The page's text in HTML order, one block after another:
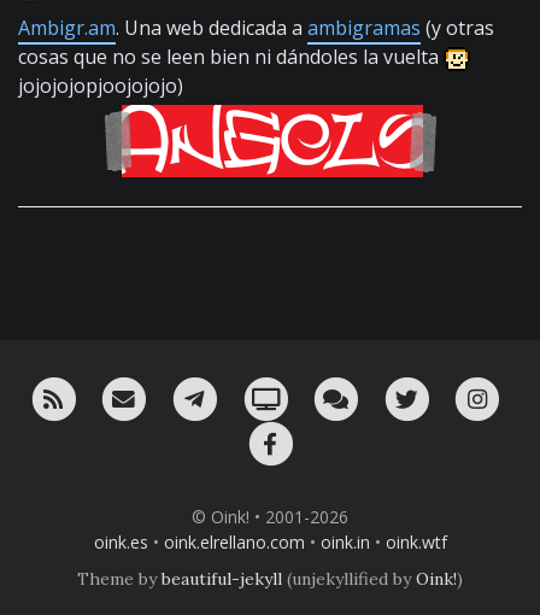
Ambigr.am. Una web dedicada a ambigramas (y otras
cosas que no se leen bien ni dándoles la vuelta
jojojojopjoojojojo)
RSS ¡Mándame un email!¡Nuestro canal en Telegram!
Oink! TV Charla con nosotros
Twitter
© Oink! • 2001-2026
oink.es • oink.elrellano.com • oink.in • oink.wtf
Theme bybeautiful-jekyll (unjekyllified byOink!)